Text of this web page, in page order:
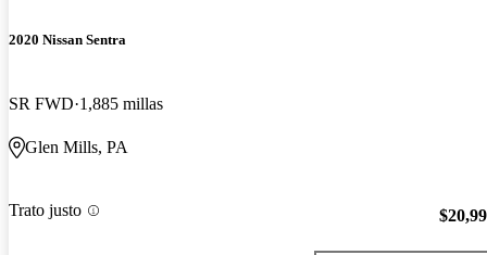
2020 Nissan Sentra
SR FWD 1,885 millas
Glen Mills, PA
Trato justo